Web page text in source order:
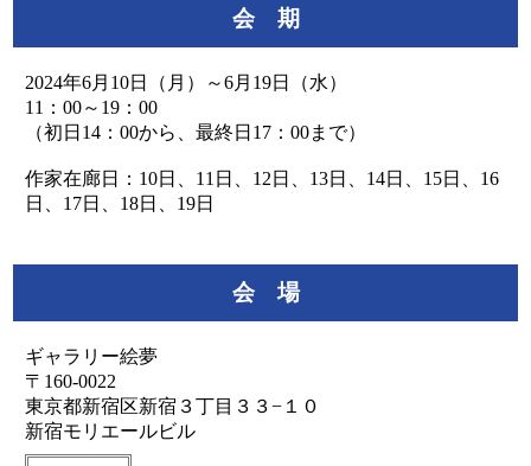
会 期
2024年6月10日（月）～6月19日（水）
11：00～19：00
（初日14：00から、最終日17：00まで）
作家在廊日：10日、11日、12日、13日、14日、15日、16
日、17日、18日、19日
会 場
ギャラリー絵夢
〒160-0022
東京都新宿区新宿３丁目３３−１０
新宿モリエールビル